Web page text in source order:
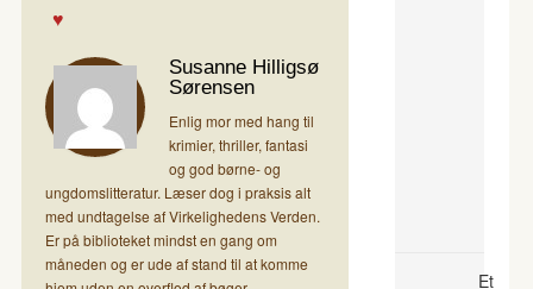
Susanne Hilligsø
Sørensen
Enlig mor med hang til
krimier, thriller, fantasi
og god børne- og
ungdomslitteratur. Læser dog i praksis alt
med undtagelse af Virkelighedens Verden.
Er på biblioteket mindst en gang om
måneden og er ude af stand til at komme
Et